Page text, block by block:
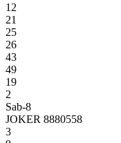
12
21
25
26
43
49
19
2
Sab-8
JOKER 8880558
3